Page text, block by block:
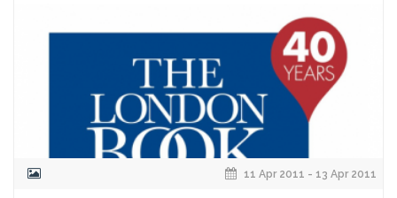
11 Apr 2011 - 13 Apr 2011